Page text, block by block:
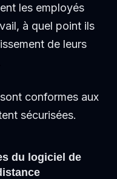
les employés
à quel point ils
de leurs
conformes aux
sécurisées.
du logiciel de